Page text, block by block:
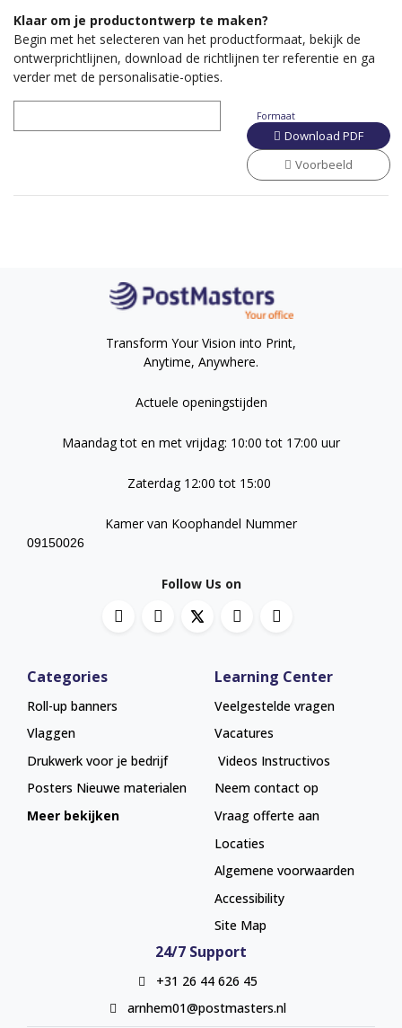
Klaar om je productontwerp te maken?
Begin met het selecteren van het productformaat, bekijk de
ontwerprichtlijnen, download de richtlijnen ter referentie en ga
verder met de personalisatie-opties.
Formaat
Download PDF
Voorbeeld
Transform Your Vision into Print,
Anytime, Anywhere.
Actuele openingstijden
Maandag tot en met vrijdag: 10:00 tot 17:00 uur
Zaterdag 12:00 tot 15:00
Kamer van Koophandel Nummer
09150026
Follow Us on
Categories
Roll-up banners
Vlaggen
Drukwerk voor je bedrijf
Posters Nieuwe materialen
Meer bekijken
Learning Center
Veelgestelde vragen
Vacatures
Videos Instructivos
Neem contact op
Vraag offerte aan
Locaties
Algemene voorwaarden
Accessibility
Site Map
24/7 Support
+31 26 44 626 45
arnhem01@postmasters.nl